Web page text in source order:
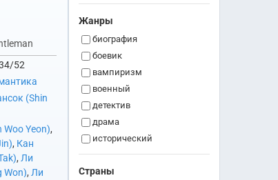
52
(Shin
Woo Yeon),
, Кан
, Ли
Won), Ли
Жанры
биография
боевик
вампиризм
военный
детектив
драма
исторический
комедия
криминал
Страны